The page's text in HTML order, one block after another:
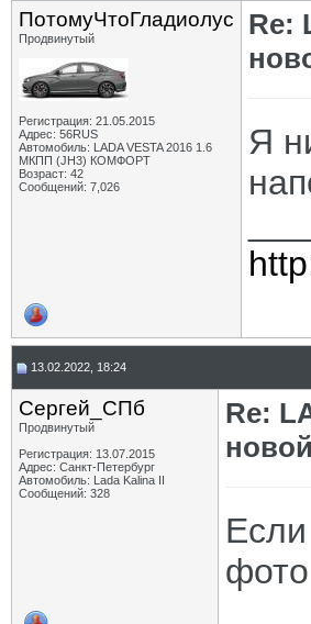
ПотомуЧтоГладиолус
Продвинутый
Регистрация: 21.05.2015
Адрес: 56RUS
Автомобиль: LADA VESTA 2016 1.6
МКПП (JH3) КОМФОРТ
Возраст: 42
Сообщений: 7,026
Re:
Я
13.02.2022, 18:24
Сергей_СПб
Продвинутый
Регистрация: 13.07.2015
Адрес: Санкт-Петербург
Автомобиль: Lada Kalina II
Сообщений: 328
Re: